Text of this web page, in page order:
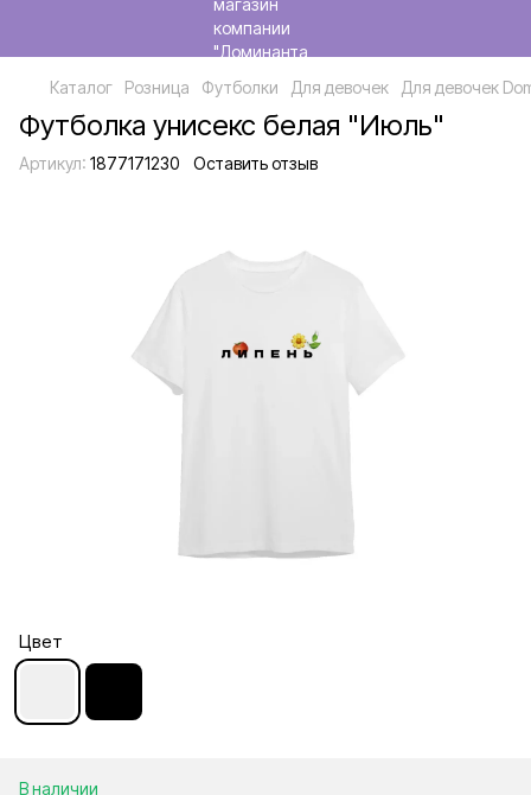
Каталог Розница Футболки Для девочек Для девочек
Футболка унисекс белая "Июль"
Артикул: 1877171230 Оставить отзыв
Цвет
В наличии